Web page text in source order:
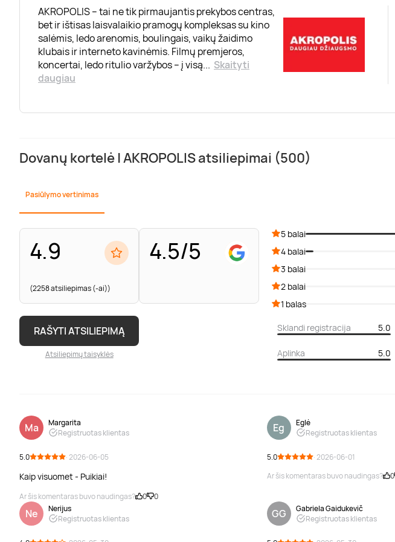
AKROPOLIS – tai ne tik pirmaujantis prekybos centras,
bet ir ištisas laisvalaikio pramogų kompleksas su kino
salėmis, ledo arenomis, boulingais, vaikų žaidimo
klubais ir interneto kavinėmis. Filmų premjeros,
koncertai, ledo ritulio varžybos – į visą... Skaityti
daugiau
Dovanų kortelė | AKROPOLIS atsiliepimai (500)
Pasiūlymo vertinimas
4.9
(2258 atsiliepimas (-ai))
4.5/5
RAŠYTI ATSILIEPIMĄ
Atsiliepimų taisyklės
5 balai
4 balai
3 balai
2 balai
1 balas
Sklandi registracija 5.0
Aplinka 5.0
Ma
Margarita
Registruotas klientas
5.0 · 2026-06-05
Kaip visuomet - Puikiai!
Ar šis komentaras buvo naudingas? 0 0
Eg
Eglė
Registruotas klientas
5.0
· 2026-06-01
Ar šis komentaras buvo naudingas?
0
Ne
Nerijus
Registruotas klientas
GG
Gabriela Gaidukevič
Registruotas klientas